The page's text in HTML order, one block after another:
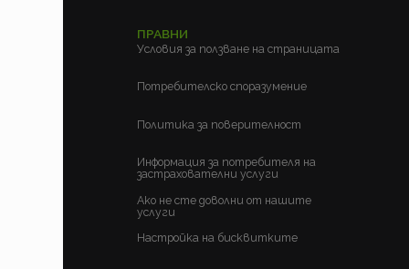
ПРАВНИ
Условия за ползване на страницата
Потребителско споразумение
Политика за поверителност
Информация за потребителя на
застрахователни услуги
Ако не сте доволни от нашите
услуги
Настройка на бисквитките